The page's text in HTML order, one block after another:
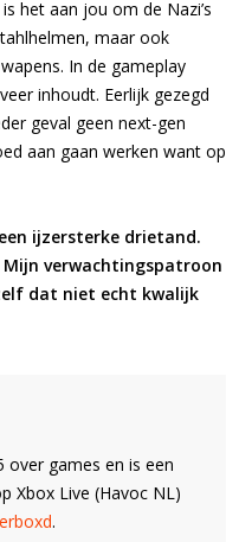
het aan jou om de Nazi’s
maar ook
In de gameplay
inhoudt. Eerlijk gezegd
geval geen next-gen
aan gaan werken want op
ijzersterke drietand.
verwachtingspatroon
dat niet echt kwalijk
over games en is een
Xbox Live (Havoc NL)
.